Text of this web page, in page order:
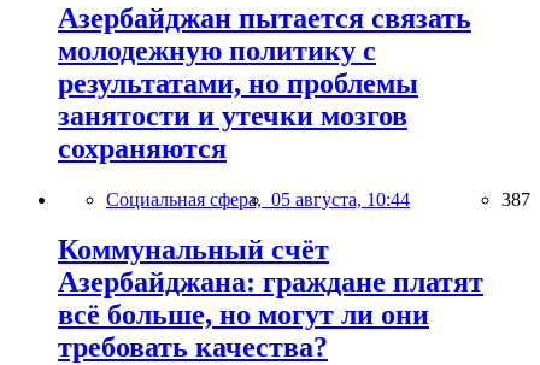
Азербайджан пытается связать
молодежную политику с
результатами, но проблемы
занятости и утечки мозгов
сохраняются
Социальная сфера, 05 августа, 10:44 387
Коммунальный счёт
Азербайджана: граждане платят
всё больше, но могут ли они
требовать качества?